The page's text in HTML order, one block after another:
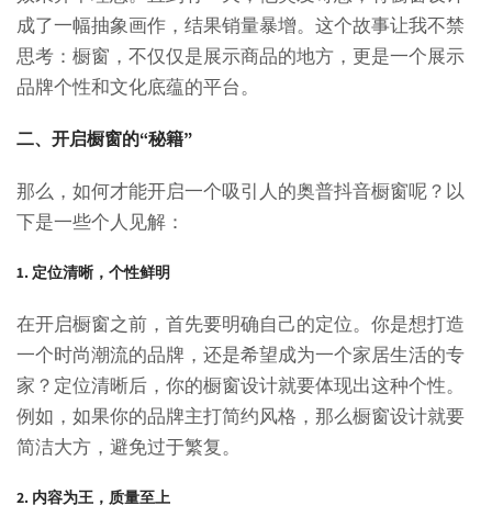
成了一幅抽象画作，结果销量暴增。这个故事让我不禁
思考：橱窗，不仅仅是展示商品的地方，更是一个展示
品牌个性和文化底蕴的平台。
二、开启橱窗的“秘籍”
那么，如何才能开启一个吸引人的奥普抖音橱窗呢？以
下是一些个人见解：
1. 定位清晰，个性鲜明
在开启橱窗之前，首先要明确自己的定位。你是想打造
一个时尚潮流的品牌，还是希望成为一个家居生活的专
家？定位清晰后，你的橱窗设计就要体现出这种个性。
例如，如果你的品牌主打简约风格，那么橱窗设计就要
简洁大方，避免过于繁复。
2. 内容为王，质量至上